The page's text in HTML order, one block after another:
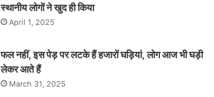
स्थानीय लोगों ने खुद ही किया
April 1, 2025
फल नहीं, इस पेड़ पर लटके हैं हजारों घड़ियां, लोग आज भी घड़ी
लेकर आते हैं
March 31, 2025